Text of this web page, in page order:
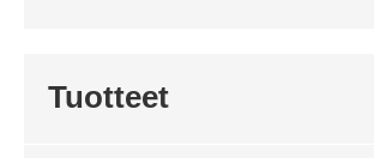
Tuotteet